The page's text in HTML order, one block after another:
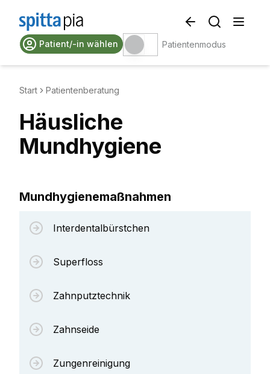
Patient/-in wählen Patientenmodus
Start Patientenberatung
Häusliche
Mundhygiene
Mundhygienemaßnahmen
Interdentalbürstchen
Superfloss
Zahnputztechnik
Zahnseide
Zungenreinigung